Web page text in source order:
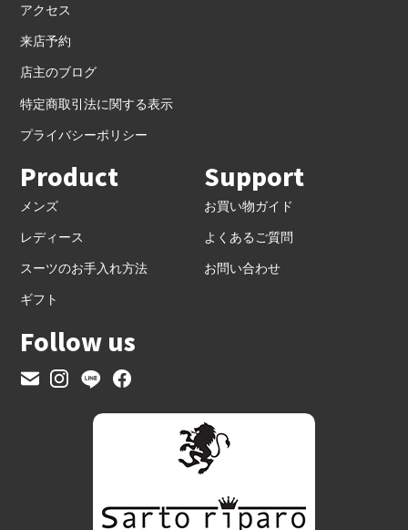
アクセス
来店予約
店主のブログ
特定商取引法に関する表示
プライバシーポリシー
Product
メンズ
レディース
スーツのお手入れ方法
ギフト
Support
お買い物ガイド
よくあるご質問
お問い合わせ
Follow us